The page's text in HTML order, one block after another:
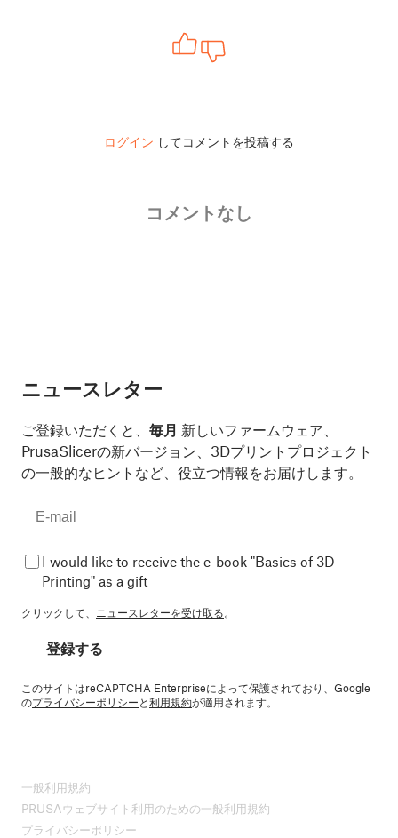
ログイン してコメントを投稿する
コメントなし
ニュースレター
ご登録いただくと、 毎月 新しいファームウェア、
PrusaSlicerの新バージョン、3Dプリントプロジェクト
の一般的なヒントなど、役立つ情報をお届けします。
I would like to receive the e-book "Basics of 3D
Printing" as a gift
クリックして、 ニュースレターを受け取る。
登録する
このサイトはreCAPTCHA Enterpriseによって保護されており、Google
のプライバシーポリシーと利用規約が適用されます。
一般利用規約
PRUSAウェブサイト利用のための一般利用規約
プライバシーポリシー